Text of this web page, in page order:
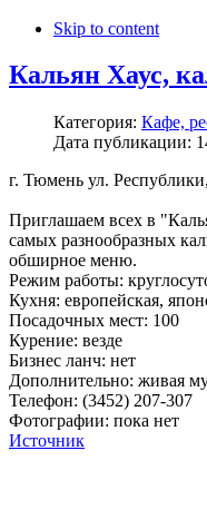
Skip to content
Кальян Хаус,
Категория: Кафе,
Дата публикации:
г. Тюмень ул.
Приглашаем всех в
самых разнообразных
обширное меню.
Режим работы:
Кухня: европейская,
Посадочных мест: 100
Курение: везде
Бизнес ланч: нет
Дополнительно: живая
Телефон: (3452) 207-307
Фотографии: пока нет
Источник